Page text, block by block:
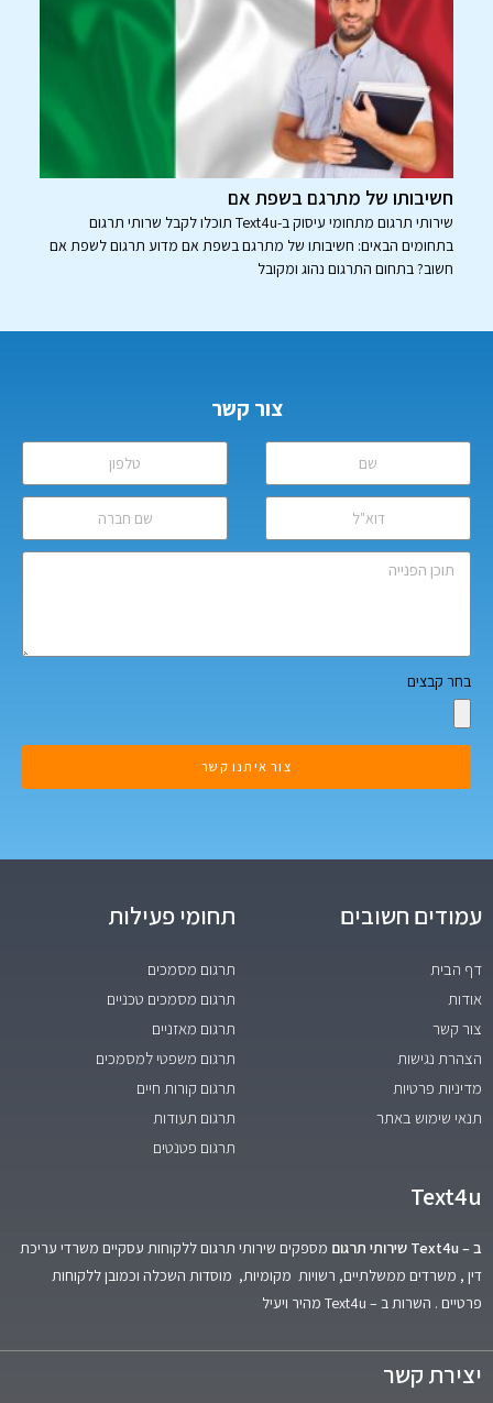
חשיבותו של מתרגם בשפת אם
שירותי תרגום מתחומי עיסוק ב-Text4u תוכלו לקבל שרותי תרגום
בתחומים הבאים: חשיבותו של מתרגם בשפת אם מדוע תרגום לשפת אם
חשוב? בתחום התרגום נהוג ומקובל
צור קשר
בחר קבצים
צור איתנו קשר
עמודים חשובים
דף הבית
אודות
צור קשר
הצהרת נגישות
מדיניות פרטיות
תנאי שימוש באתר
תחומי פעילות
תרגום מסמכים
תרגום מסמכים טכניים
תרגום מאזניים
תרגום משפטי למסמכים
תרגום קורות חיים
תרגום תעודות
תרגום פטנטים
Text4u
ב – Text4u שירותי תרגום
מספקים שירותי תרגום ללקוחות עסקיים משרדי עריכת
דין , משרדים ממשלתיים, רשויות מקומיות, מוסדות השכלה וכמובן ללקוחות
פרטיים . השרות ב – Text4u מהיר ויעיל
יצירת קשר